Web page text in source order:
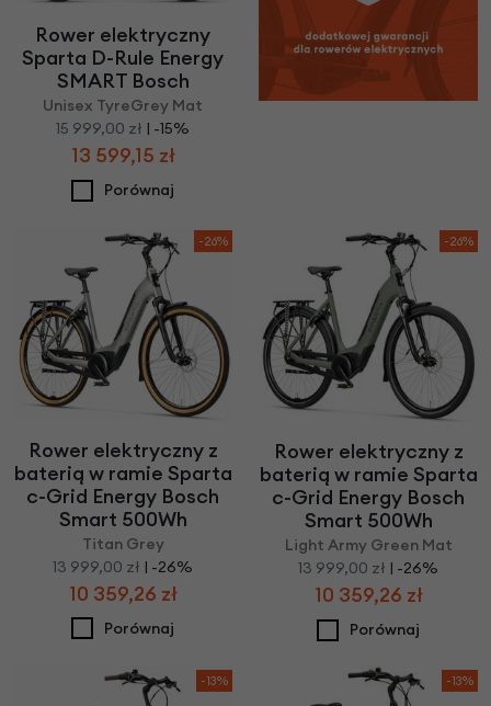
Rower elektryczny
Sparta D-Rule Energy
SMART Bosch
Unisex TyreGrey Mat
15 999,00 zł | -15%
13 599,15 zł
Porównaj
-26%
Rower elektryczny z
baterią w ramie Sparta
c-Grid Energy Bosch
Smart 500Wh
Titan Grey
13 999,00 zł | -26%
10 359,26 zł
Porównaj
-26%
Rower elektryczny z
baterią w ramie Sparta
c-Grid Energy Bosch
Smart 500Wh
Light Army Green Mat
13 999,00 zł | -26%
10 359,26 zł
Porównaj
-13% -13%